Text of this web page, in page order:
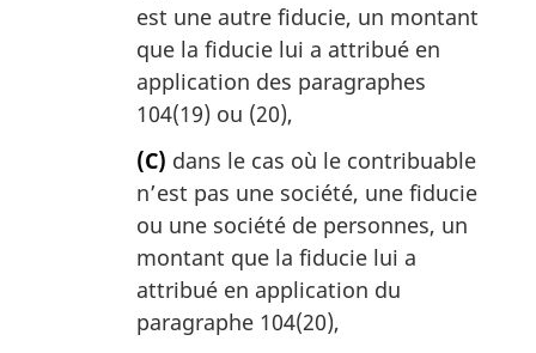
est une autre fiducie, un montant
que la fiducie lui a attribué en
application des paragraphes
104(19) ou (20),
(C) dans le cas où le contribuable
n’est pas une société, une fiducie
ou une société de personnes, un
montant que la fiducie lui a
attribué en application du
paragraphe 104(20),